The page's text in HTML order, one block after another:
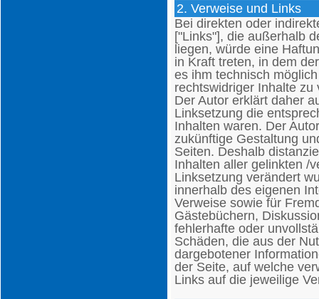
2. Verweise und Links
Bei direkten oder
["Links"], die außerhalb
liegen, würde eine
in Kraft treten, in dem
es ihm technisch
rechtswidriger Inhalte zu
Der Autor erklärt daher
Linksetzung die
Inhalten waren. Der
zukünftige Gestaltung
Seiten. Deshalb
Inhalten aller gelinkten /
Linksetzung verändert
innerhalb des eigenen
Verweise sowie für
Gästebüchern,
fehlerhafte oder
Schäden, die aus der
dargebotener
der Seite, auf welche
Links auf die jeweilige